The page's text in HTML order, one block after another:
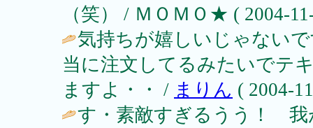
（笑） / ＭＯＭＯ★ ( 2004-
気持ちが嬉しいじゃない
当に注文してるみたいでテ
ますよ・・ / まりん ( 2004-
す・素敵すぎるうう！